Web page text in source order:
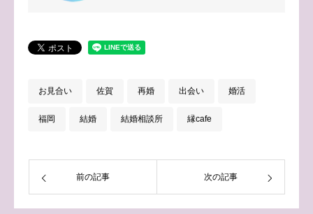
お見合い 佐賀 再婚 出会い 婚活
福岡 結婚 結婚相談所 縁cafe
前の記事 次の記事